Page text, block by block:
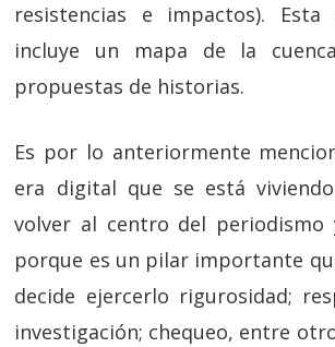
resistencias e impactos). Esta
incluye un mapa de la
propuestas de historias.
Es por lo anteriormente
era digital que se está
volver al centro del periodismo
porque es un pilar importante
decide ejercerlo rigurosidad;
investigación; chequeo, entre